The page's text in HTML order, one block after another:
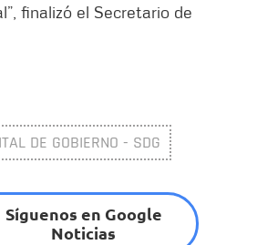
finalizó el Secretario de
DE GOBIERNO - SDG
Síguenos en Google
Noticias